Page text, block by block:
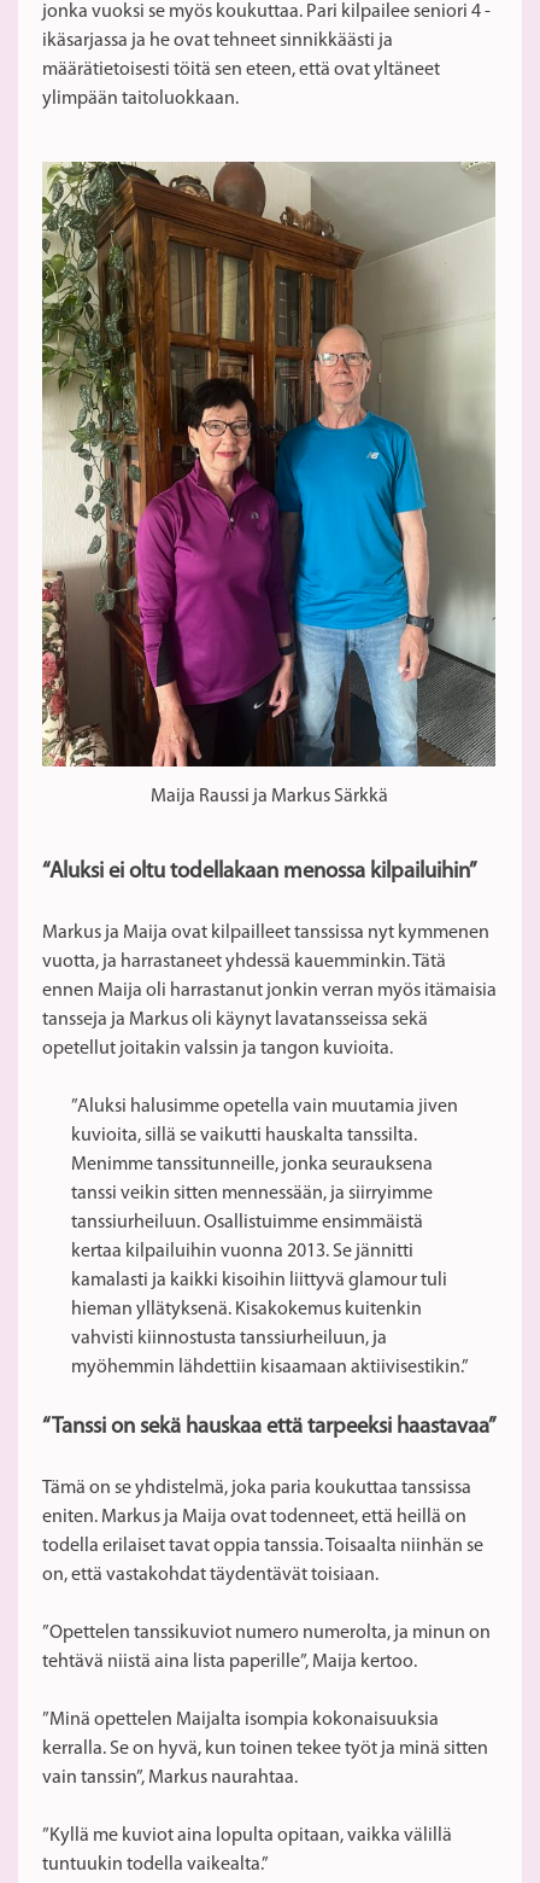
jonka vuoksi se myös koukuttaa. Pari kilpailee seniori 4 -
ikäsarjassa ja he ovat tehneet sinnikkäästi ja
määrätietoisesti töitä sen eteen, että ovat yltäneet
ylimpään taitoluokkaan.
Maija Raussi ja Markus Särkkä
“Aluksi ei oltu todellakaan menossa kilpailuihin”
Markus ja Maija ovat kilpailleet tanssissa nyt kymmenen
vuotta, ja harrastaneet yhdessä kauemminkin. Tätä
ennen Maija oli harrastanut jonkin verran myös itämaisia
tansseja ja Markus oli käynyt lavatansseissa sekä
opetellut joitakin valssin ja tangon kuvioita.
”Aluksi halusimme opetella vain muutamia jiven
kuvioita, sillä se vaikutti hauskalta tanssilta.
Menimme tanssitunneille, jonka seurauksena
tanssi veikin sitten mennessään, ja siirryimme
tanssiurheiluun. Osallistuimme ensimmäistä
kertaa kilpailuihin vuonna 2013. Se jännitti
kamalasti ja kaikki kisoihin liittyvä glamour tuli
hieman yllätyksenä. Kisakokemus kuitenkin
vahvisti kiinnostusta tanssiurheiluun, ja
myöhemmin lähdettiin kisaamaan aktiivisestikin.”
“Tanssi on sekä hauskaa että tarpeeksi haastavaa”
Tämä on se yhdistelmä, joka paria koukuttaa tanssissa
eniten. Markus ja Maija ovat todenneet, että heillä on
todella erilaiset tavat oppia tanssia. Toisaalta niinhän se
on, että vastakohdat täydentävät toisiaan.
”Opettelen tanssikuviot numero numerolta, ja minun on
tehtävä niistä aina lista paperille”, Maija kertoo.
”Minä opettelen Maijalta isompia kokonaisuuksia
kerralla. Se on hyvä, kun toinen tekee työt ja minä sitten
vain tanssin”, Markus naurahtaa.
”Kyllä me kuviot aina lopulta opitaan, vaikka välillä
tuntuukin todella vaikealta.”